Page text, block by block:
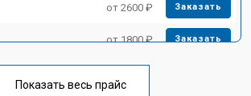
от 2600 ₽ Заказать
от 1800 ₽ Заказать
Показать весь прайс